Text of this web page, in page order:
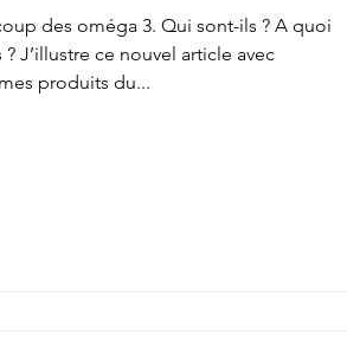
des oméga 3. Qui sont-ils ? A quoi
J’illustre ce nouvel article avec
produits du...